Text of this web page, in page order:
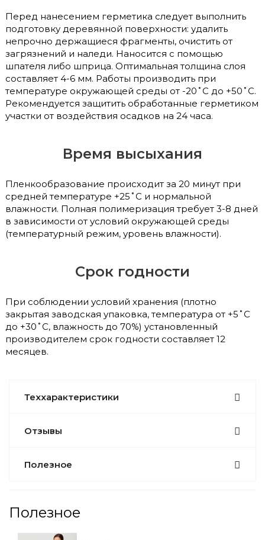
Перед нанесением герметика следует выполнить
подготовку деревянной поверхности: удалить
непрочно держащиеся фрагменты, очистить от
загрязнений и наледи. Наносится с помощью
шпателя либо шприца. Оптимальная толщина слоя
составляет 4-6 мм. Работы производить при
температуре окружающей среды от -20˚C до +50˚C.
Рекомендуется защитить обработанные герметиком
участки от воздействия осадков на 24 часа.
Время высыхания
Пленкообразование происходит за 20 минут при
средней температуре +25˚C и нормальной
влажности. Полная полимеризация требует 3-8 дней
в зависимости от условий окружающей среды
(температурный режим, уровень влажности).
Срок годности
При соблюдении условий хранения (плотно
закрытая заводская упаковка, температура от +5˚C
до +30˚C, влажность до 70%) установленный
производителем срок годности составляет 12
месяцев.
Теххарактеристики
Отзывы
Полезное
Полезное